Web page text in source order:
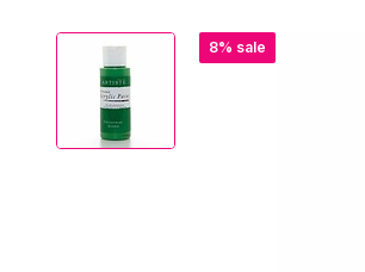
8% sale